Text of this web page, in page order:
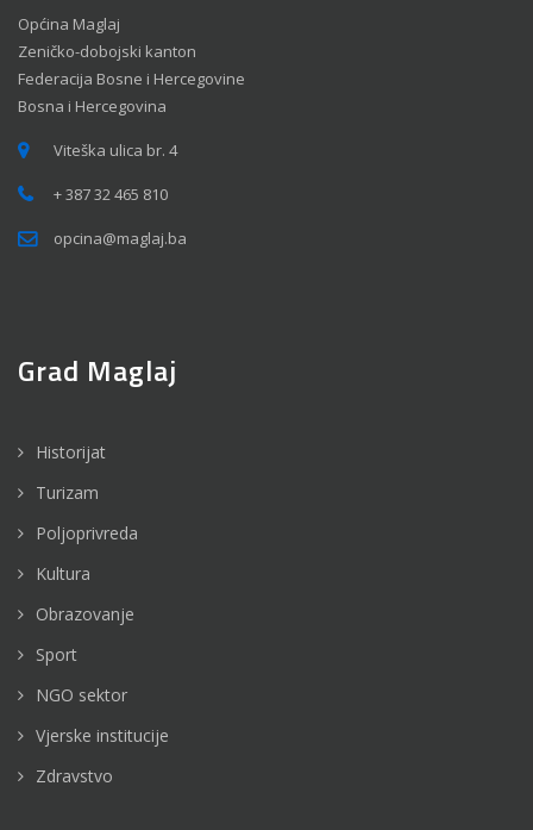
Općina Maglaj
Zeničko-dobojski kanton
Federacija Bosne i Hercegovine
Bosna i Hercegovina
Viteška ulica br. 4
+ 387 32 465 810
opcina@maglaj.ba
Grad Maglaj
Historijat
Turizam
Poljoprivreda
Kultura
Obrazovanje
Sport
NGO sektor
Vjerske institucije
Zdravstvo